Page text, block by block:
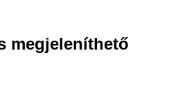
megjeleníthető